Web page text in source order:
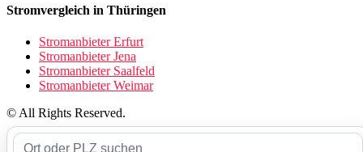
Stromvergleich in Thüringen
Stromanbieter Erfurt
Stromanbieter Jena
Stromanbieter Saalfeld
Stromanbieter Weimar
© All Rights Reserved.